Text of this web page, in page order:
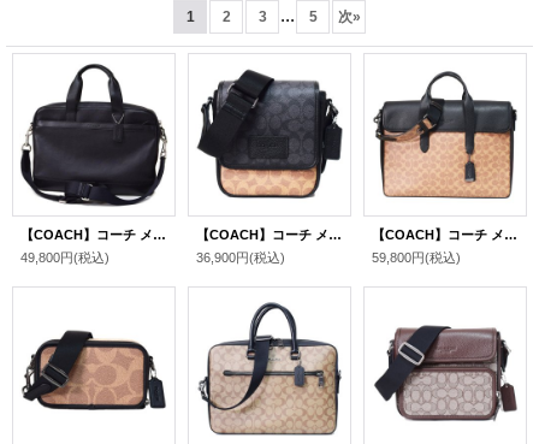
1 2 3 ... 5 次»
【COACH】コーチ メンズ バッグ レザー ジップ コミューター ビジネス ブリーフケース ブラック【訳あり】〔日本未発売〕
49,800円(税込)
【COACH】コーチ メンズ バッグ コーティングキャンバス レザー シグネチャー ルーカス ロゴ コンパクト クロスボディ 斜め掛け メッセンジャー ショルダーバッグ タン×チャコール×ブラック〔日本未発売〕
36,900円(税込)
【COACH】コーチ メンズ バッグ コーティングキャンバス レザー シグネチャー サリバン ポートフォリオ 2WAY ビジネス ブリーフケース ショルダーバッグ タン×ブラック〔日本未発売〕
59,800円(税込)